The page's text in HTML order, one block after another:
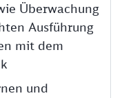
Überwachung
Ausführung
mit dem
und